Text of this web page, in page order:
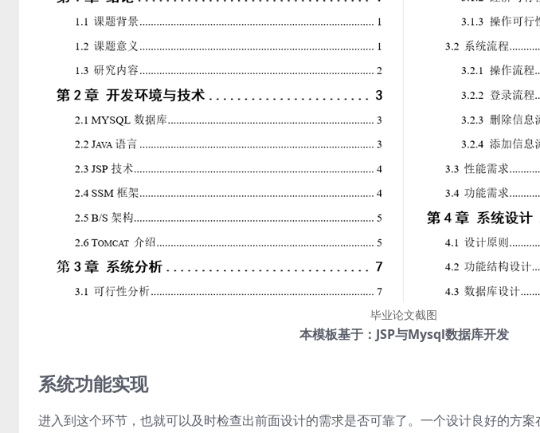
毕业论文截图
本模板基于：JSP与Mysql数据库开发
系统功能实现
进入到这个环节，也就可以及时检查出前面设计的需求是否可靠了。一个设计良好的方